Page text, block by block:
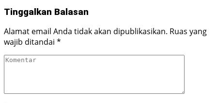
Tinggalkan Balasan
Alamat email Anda tidak akan dipublikasikan. Ruas yang
wajib ditandai *